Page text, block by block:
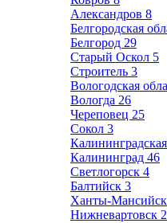
Александров 8
Белгородская
Белгород 29
Старый Оскол 5
Строитель 3
Вологодская
Вологда 26
Череповец 25
Сокол 3
Калининград 46
Светлогорск 4
Балтийск 3
Ханты-
Нижневартовск